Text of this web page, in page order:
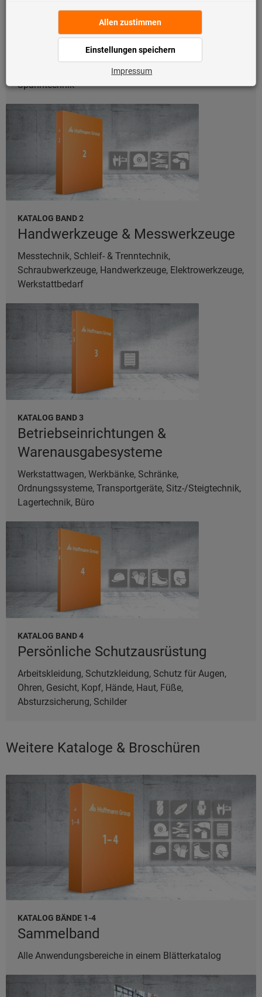
KATALOG BAND 1
Zerspanung & Spanntechnik
Werkzeuge zum Bohren, Gewinden, Fräsen, Drehen,
Spanntechnik
KATALOG BAND 2
Handwerkzeuge & Messwerkzeuge
Messtechnik, Schleif- & Trenntechnik,
Schraubwerkzeuge, Handwerkzeuge, Elektrowerkzeuge,
Werkstattbedarf
KATALOG BAND 3
Betriebseinrichtungen &
Warenausgabesysteme
Werkstattwagen, Werkbänke, Schränke,
Ordnungssysteme, Transportgeräte, Sitz-/Steigtechnik,
Lagertechnik, Büro
KATALOG BAND 4
Persönliche Schutzausrüstung
Arbeitskleidung, Schutzkleidung, Schutz für Augen,
Ohren, Gesicht, Kopf, Hände, Haut, Füße,
Absturzsicherung, Schilder
Weitere Kataloge & Broschüren
KATALOG BÄNDE 1-4
Sammelband
Alle Anwendungsbereiche in einem Blätterkatalog